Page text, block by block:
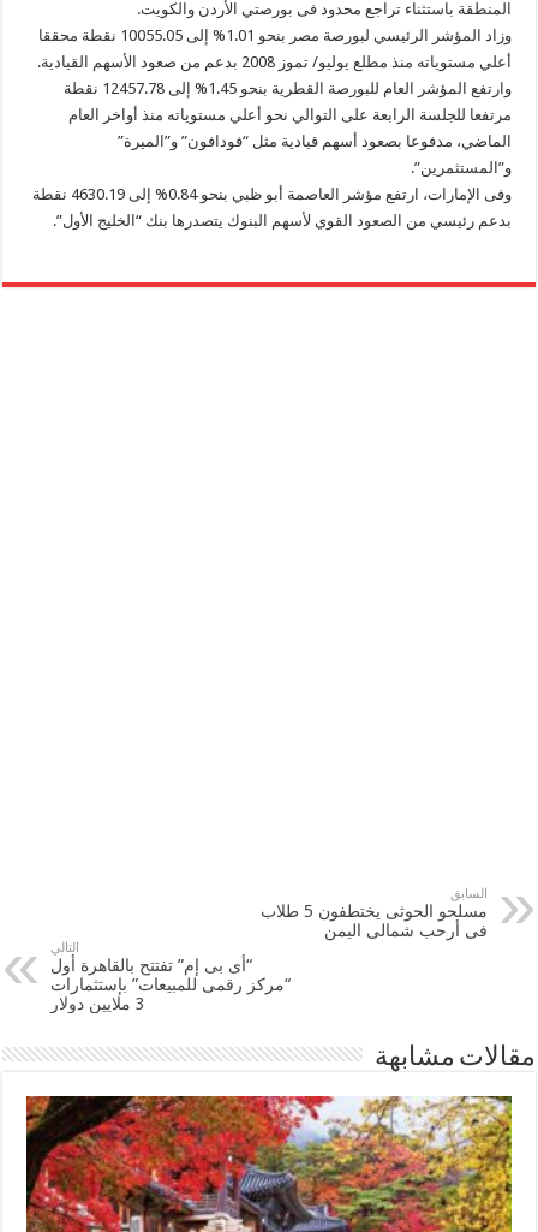
المنطقة باستثناء تراجع محدود فى بورصتي الأردن والكويت.
وزاد المؤشر الرئيسي لبورصة مصر بنحو 1.01% إلى 10055.05 نقطة محققا
أعلي مستوياته منذ مطلع يوليو/ تموز 2008 بدعم من صعود الأسهم القيادية.
وارتفع المؤشر العام للبورصة القطرية بنحو 1.45% إلى 12457.78 نقطة
مرتفعا للجلسة الرابعة على التوالي نحو أعلي مستوياته منذ أواخر العام
الماضي، مدفوعا بصعود أسهم قيادية مثل “فودافون” و”الميرة”
و”المستثمرين”.
وفى الإمارات، ارتفع مؤشر العاصمة أبو ظبي بنحو 0.84% إلى 4630.19 نقطة
بدعم رئيسي من الصعود القوي لأسهم البنوك يتصدرها بنك “الخليج الأول”.
السابق
مسلحو الحوثى يختطفون 5 طلاب
فى أرحب شمالى ‫‏اليمن‬
التالي
“أى بى إم” تفتتح بالقاهرة أول
“مركز رقمى للمبيعات” بإستثمارات
3 ملايين دولار
مقالات مشابهة